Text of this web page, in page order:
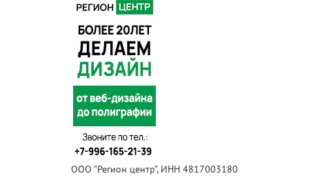
ООО "Регион центр", ИНН 4817003180